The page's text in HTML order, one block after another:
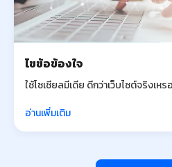
ไขข้อข้องใจ
ใช้โซเชียลมีเดีย ดีกว่าเว็บไซต์จริงเหรอ
อ่านเพิ่มเติม